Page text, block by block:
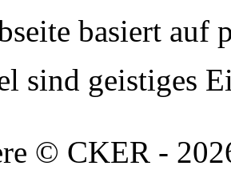
basiert auf
sind geistiges
© CKER -